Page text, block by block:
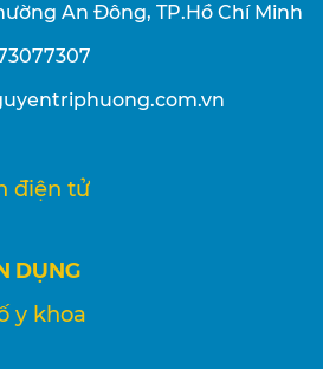
An Đông, TP.Hồ Chí Minh
điện tử
DỤNG
y khoa